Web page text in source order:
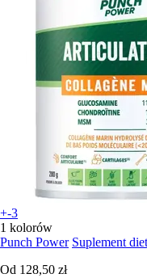
+-3
1 kolorów
Punch Power Suplement
Od 128,50 zł